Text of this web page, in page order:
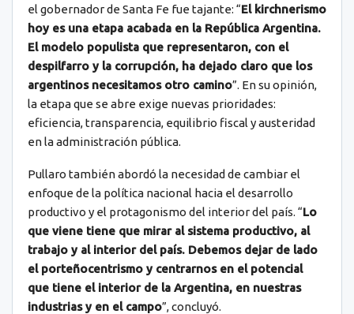
el gobernador de Santa Fe fue tajante: “El kirchnerismo
hoy es una etapa acabada en la República Argentina.
El modelo populista que representaron, con el
despilfarro y la corrupción, ha dejado claro que los
argentinos necesitamos otro camino”. En su opinión,
la etapa que se abre exige nuevas prioridades:
eficiencia, transparencia, equilibrio fiscal y austeridad
en la administración pública.
Pullaro también abordó la necesidad de cambiar el
enfoque de la política nacional hacia el desarrollo
productivo y el protagonismo del interior del país. “Lo
que viene tiene que mirar al sistema productivo, al
trabajo y al interior del país. Debemos dejar de lado
el porteñocentrismo y centrarnos en el potencial
que tiene el interior de la Argentina, en nuestras
industrias y en el campo”, concluyó.